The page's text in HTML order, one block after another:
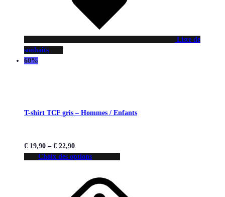
Liste de
souhaits
60%
T-shirt TCF gris – Hommes / Enfants
€ 19,90 – € 22,90
Choix des options